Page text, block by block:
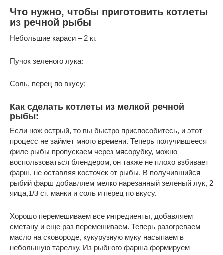
Что нужно, чтобы приготовить котлеты
из речной рыбы
Небольшие караси – 2 кг.
Пучок зеленого лука;
Соль, перец по вкусу;
Как сделать котлеты из мелкой речной
рыбы:
Если нож острый, то вы быстро приспособитесь, и этот
процесс не займет много времени. Теперь получившееся
филе рыбы пропускаем через мясорубку, можно
воспользоваться блендером, он также не плохо взбивает
фарш, не оставляя косточек от рыбы. В получившийся
рыбий фарш добавляем мелко нарезанный зеленый лук, 2
яйца,1/3 ст. манки и соль и перец по вкусу.
Хорошо перемешиваем все ингредиенты, добавляем
сметану и еще раз перемешиваем. Теперь разогреваем
масло на сковороде, кукурузную муку насыпаем в
небольшую тарелку. Из рыбного фарша формируем